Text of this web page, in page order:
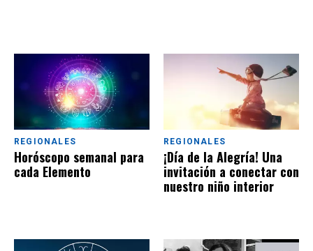
REGIONALES
Horóscopo semanal para
cada Elemento
REGIONALES
¡Día de la Alegría! Una
invitación a conectar con
nuestro niño interior